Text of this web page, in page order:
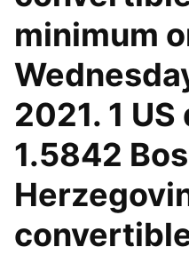
minimum
2021. 1
1.5842